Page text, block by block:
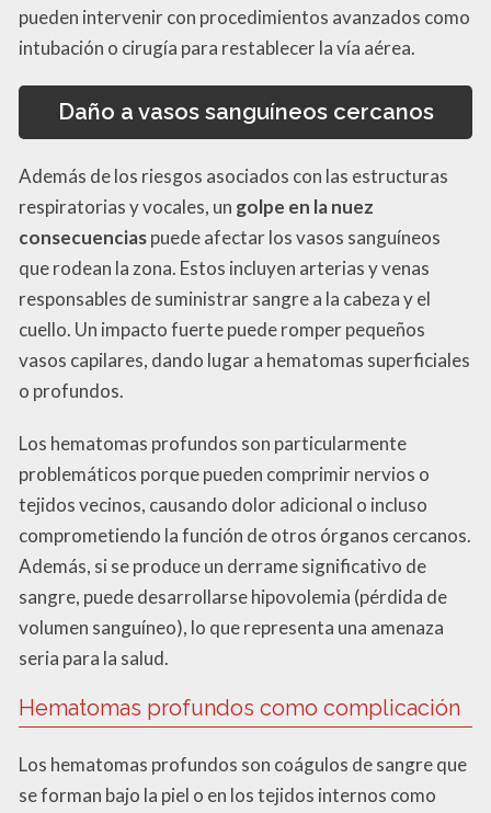
pueden intervenir con procedimientos avanzados como
intubación o cirugía para restablecer la vía aérea.
Daño a vasos sanguíneos cercanos
Además de los riesgos asociados con las estructuras
respiratorias y vocales, un golpe en la nuez
consecuenciaspuede afectar los vasos sanguíneos
que rodean la zona. Estos incluyen arterias y venas
responsables de suministrar sangre a la cabeza y el
cuello. Un impacto fuerte puede romper pequeños
vasos capilares, dando lugar a hematomas superficiales
o profundos.
Los hematomas profundos son particularmente
problemáticos porque pueden comprimir nervios o
tejidos vecinos, causando dolor adicional o incluso
comprometiendo la función de otros órganos cercanos.
Además, si se produce un derrame significativo de
sangre, puede desarrollarse hipovolemia (pérdida de
volumen sanguíneo), lo que representa una amenaza
seria para la salud.
Hematomas profundos como complicación
Los hematomas profundos son coágulos de sangre que
se forman bajo la piel o en los tejidos internos como